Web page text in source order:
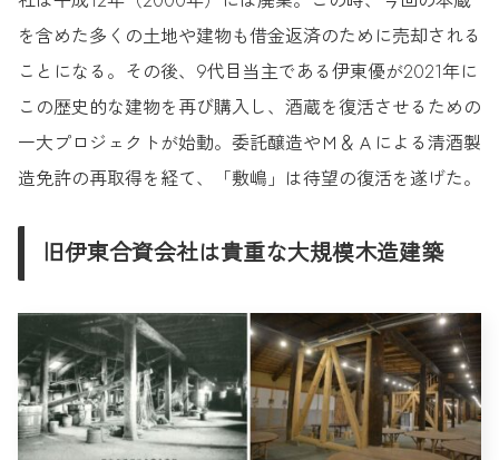
を含めた多くの土地や建物も借金返済のために売却される
ことになる。その後、9代目当主である伊東優が2021年に
この歴史的な建物を再び購入し、酒蔵を復活させるための
一大プロジェクトが始動。委託醸造やＭ＆Ａによる清酒製
造免許の再取得を経て、「敷嶋」は待望の復活を遂げた。
旧伊東合資会社は貴重な大規模木造建築